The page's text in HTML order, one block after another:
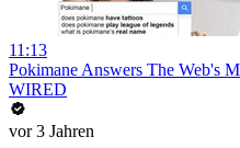
11:13
Pokimane Answers The Web's
WIRED
vor 3 Jahren